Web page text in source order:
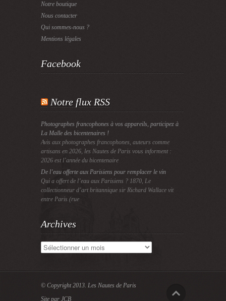
Notre boutique
Nous contacter
Qui sommes-nous ?
Mentions légales
Facebook
Notre flux RSS
Photographes francophones à vos appareils, participez à
La Malle des bicentenaires !
Avis aux photographes francophones, auteurs comme
artisans en 2026, les Nautes de Paris vous informent :
2026 est l’année du bicentenaire
De l’eau offerte aux Parisiens pour remplacer le vin
Qui a offert de l’eau aux Parisiens ? 1870, Le
collectionneur d’art britannique sir Richard Wallace vit
entre Paris (rue
Archives
Archives
© Copyright 2013. Les Nautes de Paris
Site par JCB